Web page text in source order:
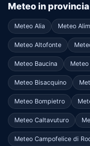
Meteo in
Meteo Alia Meteo
Meteo Altofonte
Meteo Baucina
Meteo Bisacquino
Meteo Bompietro
Meteo Caltavuturo
Meteo Campofelice di